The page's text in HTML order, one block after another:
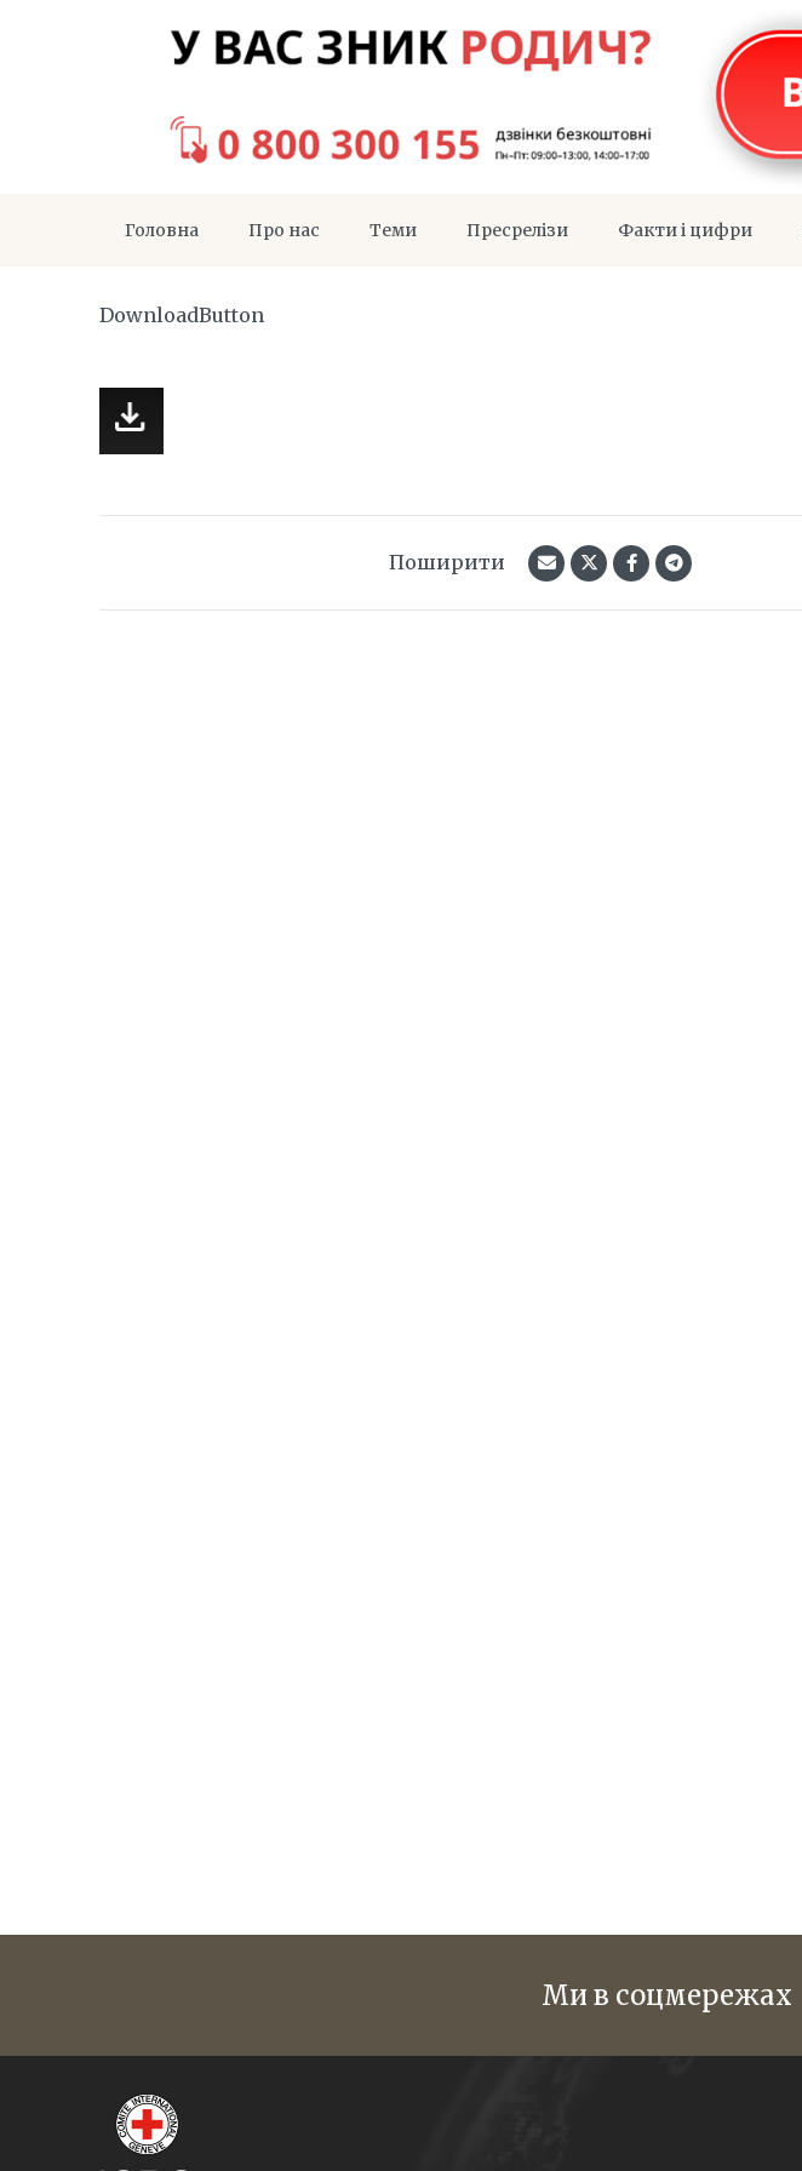
Головна Про нас Теми Пресрелізи Факти і цифри
DownloadButton
Поширити
Ми в соцмережах